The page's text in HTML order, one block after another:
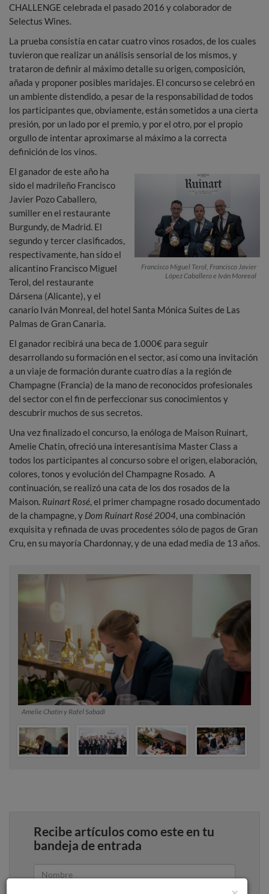
CHALLENGE celebrada el pasado 2016 y colaborador de
Selectus Wines.
La prueba consistía en catar cuatro vinos rosados, de los cuales
tuvieron que realizar un análisis sensorial de los mismos, y
trataron de definir al máximo detalle su origen, composición,
añada y proponer posibles maridajes. El concurso se celebró en
un ambiente distendido, a pesar de la responsabilidad de todos
los participantes que, obviamente, están sometidos a una cierta
presión, por un lado por el premio, y por el otro, por el propio
orgullo de intentar aproximarse al máximo a la correcta
definición de los vinos.
Francisco Miguel Terol, Francisco Javier
López Caballero e Iván Monreal
El ganador de este año ha
sido el madrileño Francisco
Javier Pozo Caballero,
sumiller en el restaurante
Burgundy, de Madrid. El
segundo y tercer clasificados,
respectivamente, han sido el
alicantino Francisco Miguel
Terol, del restaurante
Dársena (Alicante), y el
canario Iván Monreal, del hotel Santa Mónica Suites de Las
Palmas de Gran Canaria.
El ganador recibirá una beca de 1.000€ para seguir
desarrollando su formación en el sector, así como una invitación
a un viaje de formación durante cuatro días a la región de
Champagne (Francia) de la mano de reconocidos profesionales
del sector con el fin de perfeccionar sus conocimientos y
descubrir muchos de sus secretos.
Una vez finalizado el concurso, la enóloga de Maison Ruinart,
Amelie Chatin, ofreció una interesantísima Master Class a
todos los participantes al concurso sobre el origen, elaboración,
colores, tonos y evolución del Champagne Rosado. A
continuación, se realizó una cata de los dos rosados de la
Maison. Ruinart Rosé, el primer champagne rosado documentado
de la champagne, y Dom Ruinart Rosé 2004, una combinación
exquisita y refinada de uvas procedentes sólo de pagos de Gran
Cru, en su mayoría Chardonnay, y de una edad media de 13 años.
Amelie Chatin y Rafel Sabadí
Recibe artículos como este en tu
bandeja de entrada